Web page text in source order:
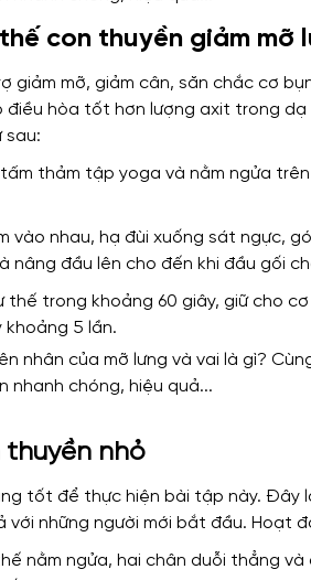
con thuyền giảm mỡ
giảm mỡ, giảm cân, săn chắc cơ
điều hòa tốt hơn lượng axit trong
sau:
tấm thảm tập yoga và nằm ngửa
vào nhau, hạ đùi xuống sát ngực,
nâng đầu lên cho đến khi đầu gối
thế trong khoảng 60 giây, giữ cho
khoảng 5 lần.
thuyền nhỏ
tốt để thực hiện bài tập này. Đây
với những người mới bắt đầu. Hoạt
nằm ngửa, hai chân duỗi thẳng